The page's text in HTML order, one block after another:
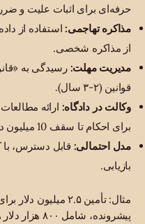
حرفه‌ای برای اثبات علیت و
مذاکره تهاجمی:
از مذاکره شخصی.
مدیریت مهلت: رسیدگی به
قوانین (۲-۳ سال).
وکالت در دادگاه:
برای احکام تا سقف 10 میلیون دلار یا بیشتر.
مدل احتمالی:
بازیابی.
مثال: تأمین ۲.۵